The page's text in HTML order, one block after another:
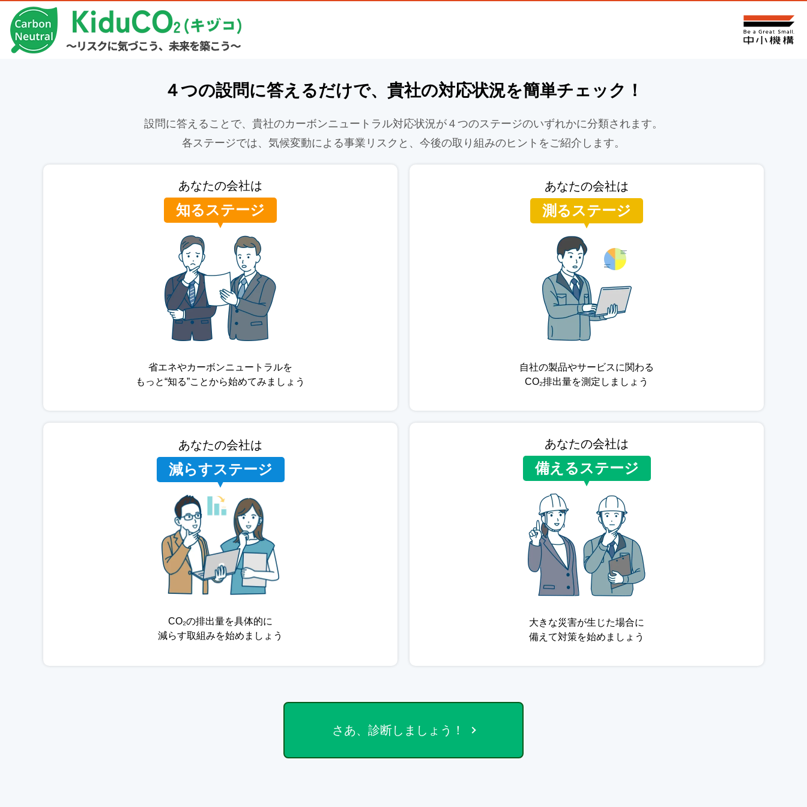
４つの設問に答えるだけで、貴社の対応状況を簡単チェック！
設問に答えることで、貴社のカーボンニュートラル対応状況が４つのステージのいずれかに分類されます。
各ステージでは、気候変動による事業リスクと、今後の取り組みのヒントをご紹介します。
あなたの会社は
知るステージ
省エネやカーボンニュートラルを
もっと“知る”ことから始めてみましょう
あなたの会社は
測るステージ
自社の製品やサービスに関わる
CO₂排出量を測定しましょう
あなたの会社は
減らすステージ
CO₂の排出量を具体的に
減らす取組みを始めましょう
あなたの会社は
備えるステージ
大きな災害が生じた場合に
備えて対策を始めましょう
さあ、診断しましょう！